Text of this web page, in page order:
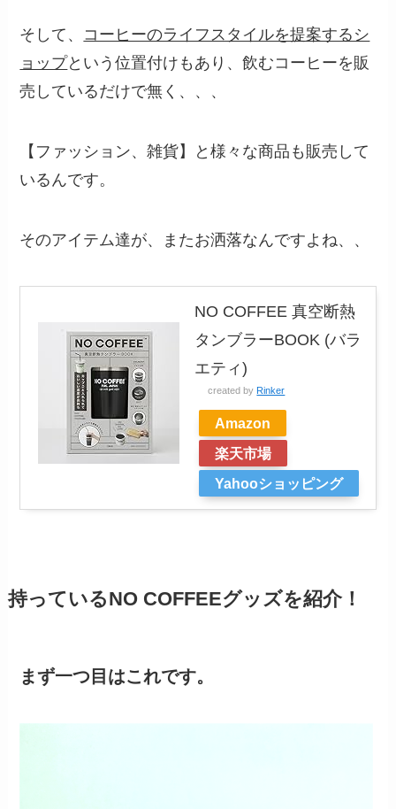
そして、 コーヒーのライフスタイルを提案するシ
ョップという位置付けもあり、飲むコーヒーを販
売しているだけで無く、、、
【ファッション、雑貨】と様々な商品も販売して
いるんです。
そのアイテム達が、またお洒落なんですよね、、
NO COFFEE 真空断熱
タンブラーBOOK (バラ
エティ)
created by Rinker
Amazon
楽天市場
Yahooショッピング
持っているNO COFFEEグッズを紹介！
まず一つ目はこれです。